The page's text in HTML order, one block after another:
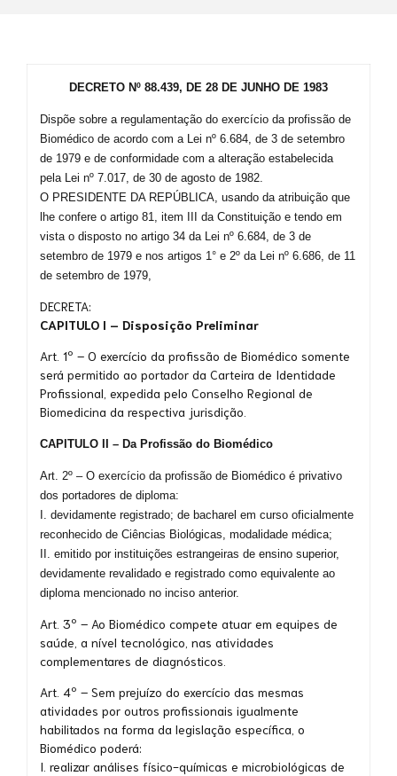
DECRETO Nº 88.439, DE 28 DE JUNHO DE 1983
Dispõe sobre a regulamentação do exercício da profissão de
Biomédico de acordo com a Lei nº 6.684, de 3 de setembro
de 1979 e de conformidade com a alteração estabelecida
pela Lei nº 7.017, de 30 de agosto de 1982.
O PRESIDENTE DA REPÚBLICA, usando da atribuição que
lhe confere o artigo 81, item III da Constituição e tendo em
vista o disposto no artigo 34 da Lei nº 6.684, de 3 de
setembro de 1979 e nos artigos 1° e 2º da Lei nº 6.686, de 11
de setembro de 1979,
DECRETA:
CAPITULO I – Disposição Preliminar
Art. 1º – O exercício da profissão de Biomédico somente
será permitido ao portador da Carteira de Identidade
Profissional, expedida pelo Conselho Regional de
Biomedicina da respectiva jurisdição.
CAPITULO II – Da Profissão do Biomédico
Art. 2º – O exercício da profissão de Biomédico é privativo
dos portadores de diploma:
I. devidamente registrado; de bacharel em curso oficialmente
reconhecido de Ciências Biológicas, modalidade médica;
II. emitido por instituições estrangeiras de ensino superior,
devidamente revalidado e registrado como equivalente ao
diploma mencionado no inciso anterior.
Art. 3º – Ao Biomédico compete atuar em equipes de
saúde, a nível tecnológico, nas atividades
complementares de diagnósticos.
Art. 4º – Sem prejuízo do exercício das mesmas
atividades por outros profissionais igualmente
habilitados na forma da legislação específica, o
Biomédico poderá:
I. realizar análises físico-químicas e microbiológicas de